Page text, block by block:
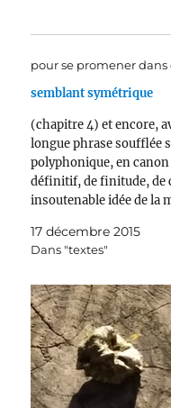
pour se promener
semblant symétrique
(chapitre 4) et encore,
longue phrase soufflée
polyphonique, en canon
définitif, de finitude, de
insoutenable idée de
17 décembre 2015
Dans "textes"